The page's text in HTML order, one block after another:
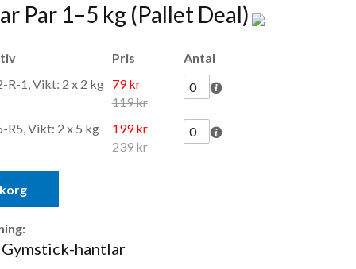
Par 1–5 kg (Pallet Deal)
Pris
Antal
R-1, Vikt: 2 x 2 kg
79 kr
119 kr
R5, Vikt: 2 x 5 kg
199 kr
239 kr
hantlar